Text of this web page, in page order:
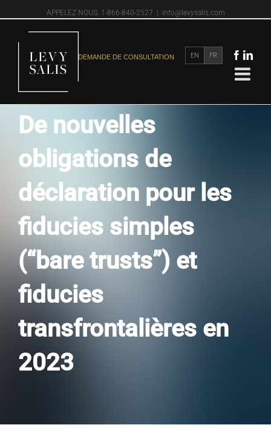
APPELEZ NOUS: 1-866-840-2527 info@levysalis.com
DEMANDE DE CONSULTATION EN FR
De nouvelles
obligations de
déclaration pour les
fiducies simples
(“bare trusts”) et
fiducies
transfrontalières en
2023